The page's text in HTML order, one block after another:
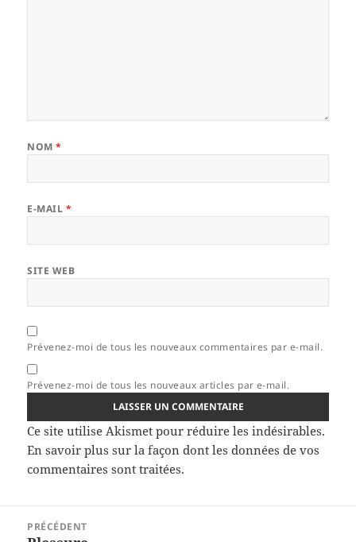
NOM*
E-MAIL *
SITE WEB
Prévenez-moi de tous les nouveaux commentaires par e-mail.
Prévenez-moi de tous les nouveaux articles par e-mail.
Ce site utilise Akismet pour réduire les indésirables.
En savoir plus sur la façon dont les données de vos
commentaires sont traitées.
PRÉCÉDENT